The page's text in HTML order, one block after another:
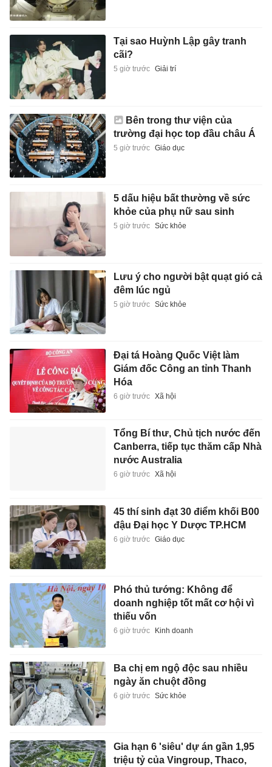
Tại sao Huỳnh Lập gây tranh
cãi?
5 giờ trước Giải trí
Bên trong thư viện của
trường đại học top đầu châu Á
5 giờ trước Giáo dục
5 dấu hiệu bất thường về sức
khỏe của phụ nữ sau sinh
5 giờ trước Sức khỏe
Lưu ý cho người bật quạt gió cả
đêm lúc ngủ
5 giờ trước Sức khỏe
Đại tá Hoàng Quốc Việt làm
Giám đốc Công an tỉnh Thanh
Hóa
6 giờ trước Xã hội
Tổng Bí thư, Chủ tịch nước đến
Canberra, tiếp tục thăm cấp Nhà
nước Australia
6 giờ trước Xã hội
45 thí sinh đạt 30 điểm khối B00
đậu Đại học Y Dược TP.HCM
6 giờ trước Giáo dục
Phó thủ tướng: Không để
doanh nghiệp tốt mất cơ hội vì
thiếu vốn
6 giờ trước Kinh doanh
Ba chị em ngộ độc sau nhiều
ngày ăn chuột đồng
6 giờ trước Sức khỏe
Gia hạn 6 'siêu' dự án gần 1,95
triệu tỷ của Vingroup, Thaco,